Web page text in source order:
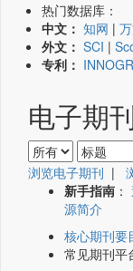
热门数据库：
中文： 知网 |
外文： SCI |
专利：
电子期
浏览电子期刊 |
新手指南 ：
源简介
核心期刊要
常见期刊平